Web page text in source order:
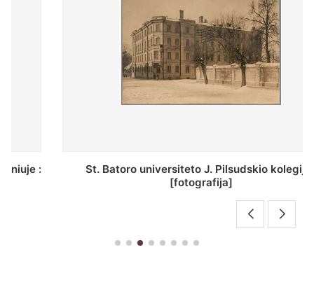
St. Batoro universiteto J. Pilsudskio kolegija :
[fotografija]